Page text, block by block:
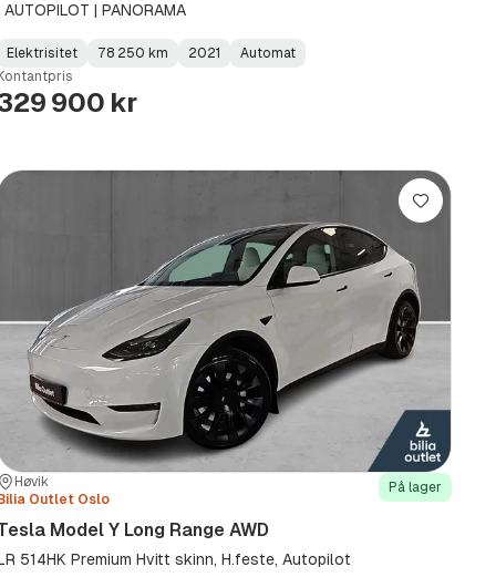
AUTOPILOT | PANORAMA
Fuel
:
Elektrisitet
Kilometerstand:
78 250 km
Model
:
2021
Gearbox
:
Automat
Kontantpris
900 kr
Sted:
Høvik
Forhandler:
Bilia Outlet Oslo
På lager
Model Y Long Range AWD
514HK Premium Hvitt skinn, H.feste, Autopilot
Lagre